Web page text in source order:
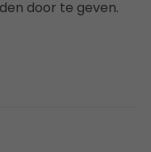
door te geven.